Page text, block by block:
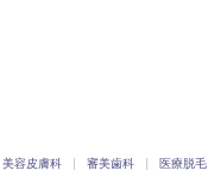
美容皮膚科 審美歯科 医療脱毛